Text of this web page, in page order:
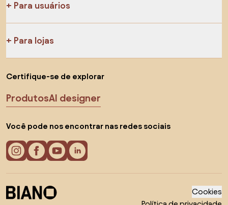
Para usuários
Para lojas
Certifique-se de explorar
ProdutosAI designer
Você pode nos encontrar nas redes sociais
Cookies